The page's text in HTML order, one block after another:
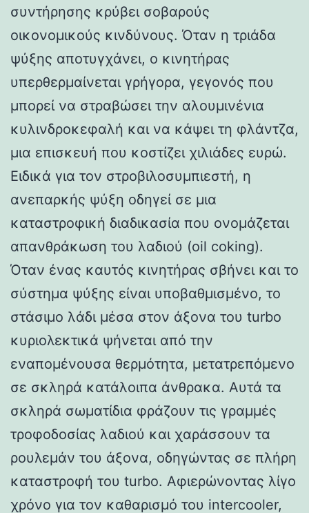
συντήρησης κρύβει σοβαρούς
οικονομικούς κινδύνους. Όταν η τριάδα
ψύξης αποτυγχάνει, ο κινητήρας
υπερθερμαίνεται γρήγορα, γεγονός που
μπορεί να στραβώσει την αλουμινένια
κυλινδροκεφαλή και να κάψει τη φλάντζα,
μια επισκευή που κοστίζει χιλιάδες ευρώ.
Ειδικά για τον στροβιλοσυμπιεστή, η
ανεπαρκής ψύξη οδηγεί σε μια
καταστροφική διαδικασία που ονομάζεται
απανθράκωση του λαδιού (oil coking).
Όταν ένας καυτός κινητήρας σβήνει και το
σύστημα ψύξης είναι υποβαθμισμένο, το
στάσιμο λάδι μέσα στον άξονα του turbo
κυριολεκτικά ψήνεται από την
εναπομένουσα θερμότητα, μετατρεπόμενο
σε σκληρά κατάλοιπα άνθρακα. Αυτά τα
σκληρά σωματίδια φράζουν τις γραμμές
τροφοδοσίας λαδιού και χαράσσουν τα
ρουλεμάν του άξονα, οδηγώντας σε πλήρη
καταστροφή του turbo. Αφιερώνοντας λίγο
χρόνο για τον καθαρισμό του intercooler,